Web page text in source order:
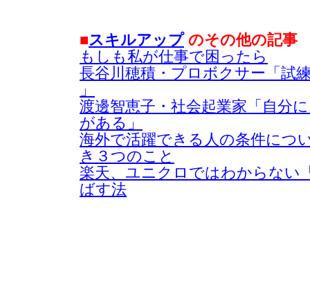
■スキルアップのその他の記事
もしも私が仕事で困ったら
長谷川穂積・プロボクサー「試
」
渡邊智恵子・社会起業家「自分
がある」
海外で活躍できる人の条件につ
き３つのこと
楽天、ユニクロではわからない
ばす法